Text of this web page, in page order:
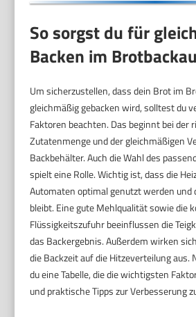
So sorgst du für
Backen im
Um sicherzustellen, dass dein Brot im
gleichmäßig gebacken wird, solltest du
Faktoren beachten. Das beginnt bei der
Zutatenmenge und der gleichmäßigen
Backbehälter. Auch die Wahl des
spielt eine Rolle. Wichtig ist, dass die
Automaten optimal genutzt werden und
bleibt. Eine gute Mehlqualität sowie die
Flüssigkeitszufuhr beeinflussen die
das Backergebnis. Außerdem wirken
die Backzeit auf die Hitzeverteilung aus.
du eine Tabelle, die die wichtigsten
und praktische Tipps zur Verbesserung